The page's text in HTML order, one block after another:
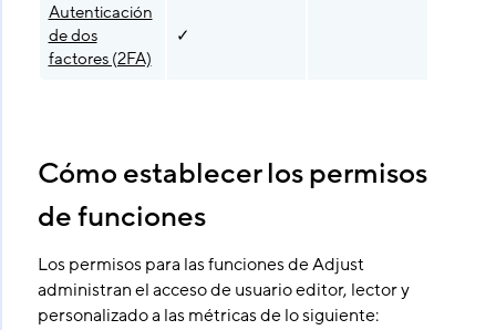
Autenticación
de dos
factores (2FA)
✓
Cómo establecer los permisos
de funciones
Los permisos para las funciones de Adjust
administran el acceso de usuario editor, lector y
personalizado a las métricas de lo siguiente: